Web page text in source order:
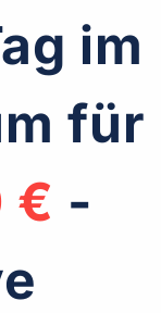
im
für
€ -